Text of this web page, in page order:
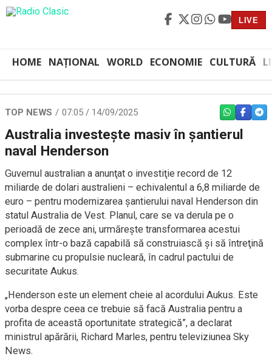
LIVE
HOME NAȚIONAL WORLD ECONOMIE CULTURĂ
TOP NEWS 07:05 / 14/09/2025 WHATSAPP
Australia investeşte masiv în şantierul
naval Henderson
Guvernul australian a anunţat o investiţie record de 12
miliarde de dolari australieni – echivalentul a 6,8 miliarde de
euro – pentru modernizarea şantierului naval Henderson din
statul Australia de Vest. Planul, care se va derula pe o
perioadă de zece ani, urmăreşte transformarea acestui
complex într-o bază capabilă să construiască şi să întreţină
submarine cu propulsie nucleară, în cadrul pactului de
securitate Aukus.
„Henderson este un element cheie al acordului Aukus. Este
vorba despre ceea ce trebuie să facă Australia pentru a
profita de această oportunitate strategică”, a declarat
ministrul apărării, Richard Marles, pentru televiziunea Sky
News.